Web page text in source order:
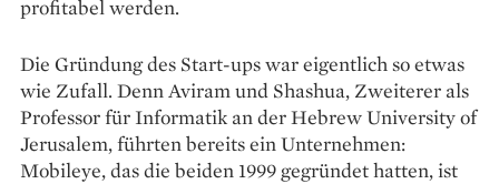
profitabel werden.
Die Gründung des Start-ups war eigentlich so etwas
wie Zufall. Denn Aviram und Shashua, Zweiterer als
Professor für Informatik an der Hebrew University of
Jerusalem, führten bereits ein Unternehmen:
Mobileye, das die beiden 1999 gegründet hatten, ist